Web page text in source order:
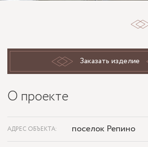
Заказать изделие
О проекте
АДРЕС ОБЪЕКТА: поселок Репино